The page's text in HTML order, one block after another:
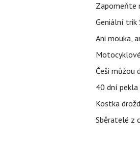
Zapomeňte
Geniální trik
Ani mouka,
Češi můžou
40 dní
Kostka
Sběratelé z